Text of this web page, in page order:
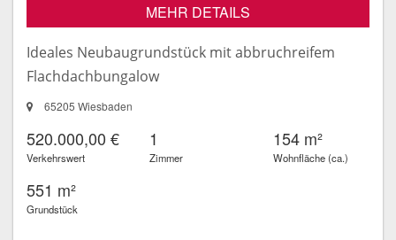
MEHR DETAILS
Ideales Neubaugrundstück mit abbruchreifem
Flachdachbungalow
65205 Wiesbaden
520.000,00 €
Verkehrswert
1
Zimmer
154 m²
Wohnfläche (ca.)
551 m²
Grundstück